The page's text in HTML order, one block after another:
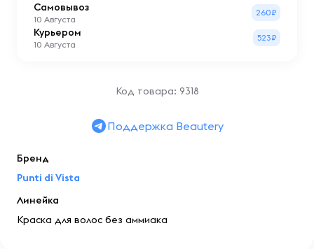
Самовывоз
10 Августа
260₽
Курьером
10 Августа
523₽
Код товара: 9318
Поддержка Beautery
Бренд
Punti di Vista
Линейка
Краска для волос без аммиака